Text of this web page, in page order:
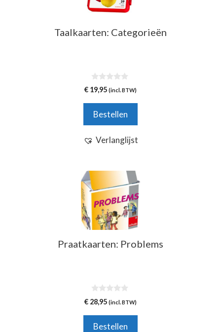
Taalkaarten: Categorieën
0
v
5
€ 19,95 (incl. BTW)
Bestellen
Verlanglijst
Praatkaarten: Problems
0
v
5
€ 28,95 (incl. BTW)
Bestellen